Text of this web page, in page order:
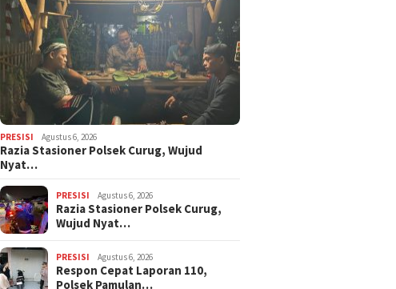
PRESISI Agustus 6, 2026
Razia Stasioner Polsek Curug, Wujud
Nyat…
PRESISI Agustus 6, 2026
Razia Stasioner Polsek Curug,
Wujud Nyat…
PRESISI Agustus 6, 2026
Respon Cepat Laporan 110,
Polsek Pamulan…